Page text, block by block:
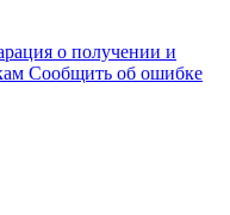
о получении и
Сообщить об ошибке